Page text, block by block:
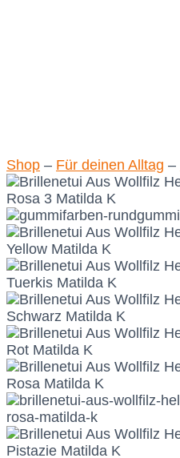
Shop – Für deinen Alltag –